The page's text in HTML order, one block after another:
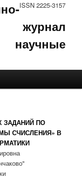
ISSN 2225-3157
журнал
ЗАДАНИЙ ПО
СЧИСЛЕНИЯ» В